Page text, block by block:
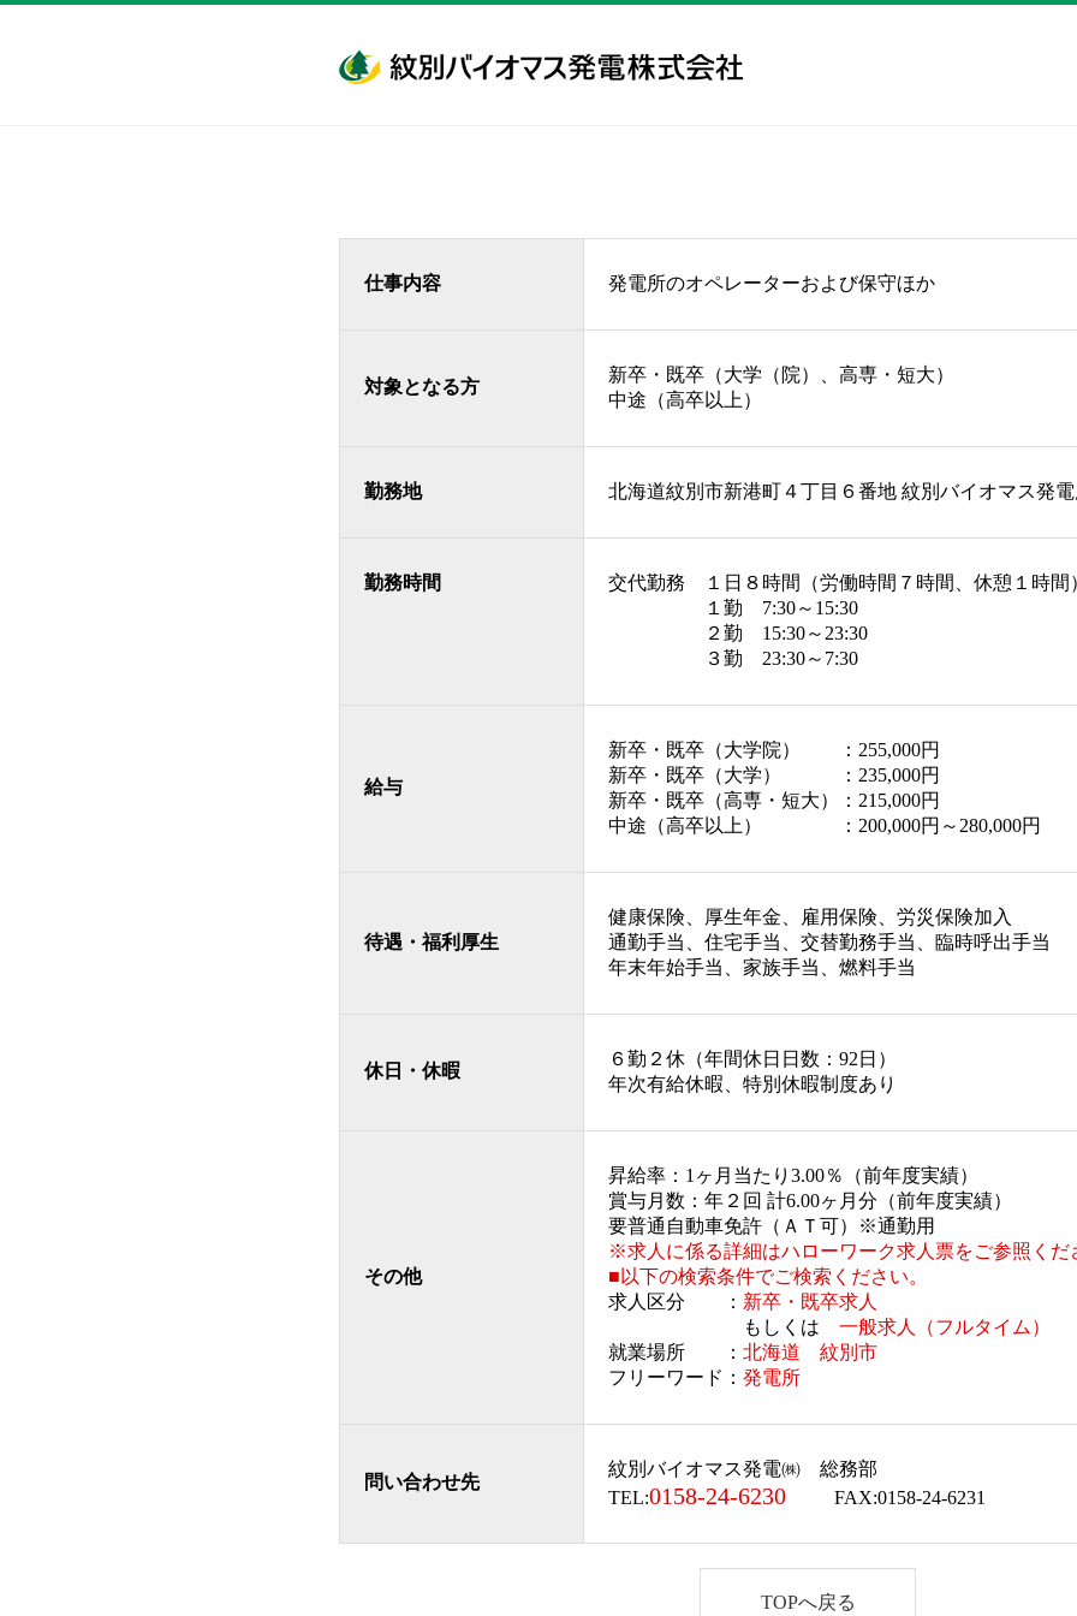
仕事内容 発電所のオペレーターおよび保守ほか
対象となる方
新卒・既卒（大学（院）、高専・短大）
中途（高卒以上）
勤務地 北海道紋別市新港町４丁目６番地 紋別バイオマス発
勤務時間
交代勤務 １日８時間（労働時間７時間、休憩１時間
１勤 7:30～15:30
２勤 15:30～23:30
３勤 23:30～7:30
給与
新卒・既卒（大学院） ：255,000円
新卒・既卒（大学） ：235,000円
新卒・既卒（高専・短大）：215,000円
中途（高卒以上） ：200,000円～280,000円
待遇・福利厚生
健康保険、厚生年金、雇用保険、労災保険加入
通勤手当、住宅手当、交替勤務手当、臨時呼出手当
年末年始手当、家族手当、燃料手当
休日・休暇
６勤２休（年間休日日数：92日）
年次有給休暇、特別休暇制度あり
その他
昇給率：1ヶ月当たり3.00％（前年度実績）
賞与月数：年２回 計6.00ヶ月分（前年度実績）
要普通自動車免許（ＡＴ可）※通勤用
※求人に係る詳細はハローワーク求人票をご参照くだ
■以下の検索条件でご検索ください。
求人区分 ： 新卒・既卒求人
もしくは 一般求人（フルタイム）
就業場所 ： 北海道 紋別市
フリーワード： 発電所
問い合わせ先
紋別バイオマス発電㈱ 総務部
TEL:0158-24-6230 FAX:0158-24-6231
TOPへ戻る